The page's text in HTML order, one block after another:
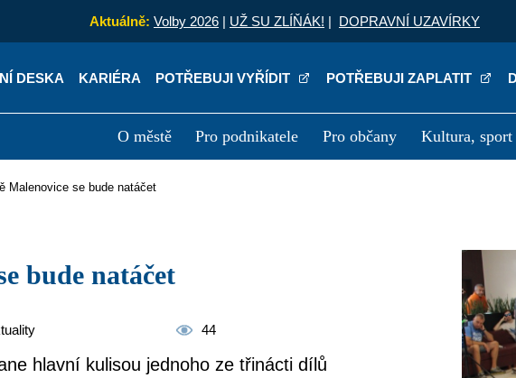
Aktuálně: Volby 2026 | UŽ SU ZLÍŇÁK! | DOPRAVNÍ UZAVÍRKY
DESKA KARIÉRA POTŘEBUJI VYŘÍDIT POTŘEBUJI ZAPLATIT
O městě Pro podnikatele Pro občany Kultura, sport
Úřední deska
Malenovice se bude natáčet
bude natáčet
44
hlavní kulisou jednoho ze třinácti dílů